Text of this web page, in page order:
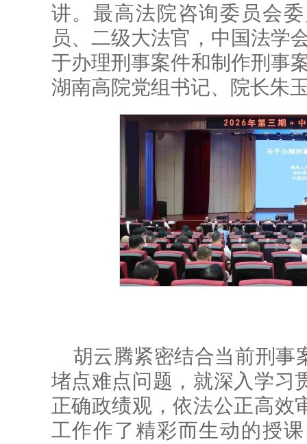
讲。最高法院咨询委员会
员、二级大法官，中国法学
于办理刑事案件和制作刑事
湖南高院党组书记、院长朱
胡云腾紧密结合当前刑事
堵点难点问题，就深入学习
正确政绩观，依法公正高效
工作作了精彩而生动的授